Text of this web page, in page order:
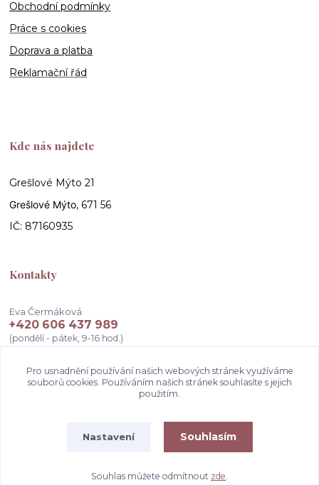
Obchodní podmínky
Práce s cookies
Doprava a platba
Reklamační řád
Kde nás najdete
Grešlové Mýto 21
Grešlové Mýto, 671 56
IČ: 87160935
Kontakty
Eva Čermáková
+420 606 437 989
(pondělí - pátek, 9-16 hod.)
info@atelierceva.cz
Vytvořeno na Eshop-rychle.cz
Pro usnadnění používání našich webových stránek využíváme
souborů cookies. Používáním našich stránek souhlasíte s jejich
použitím.
Nastavení Souhlasím
Souhlas můžete odmítnout zde